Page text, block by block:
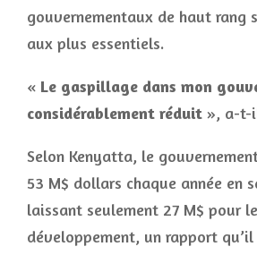
gouvernementaux de haut rang
aux plus essentiels.
« Le gaspillage dans mon
considérablement réduit », a-t-
Selon Kenyatta, le
53 M$ dollars chaque année en
laissant seulement 27 M$ pour le
développement, un rapport